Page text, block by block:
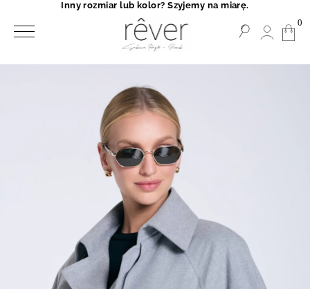
0
Inny rozmiar lub kolor? Szyjemy na miarę.